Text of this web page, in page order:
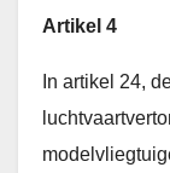
Artikel 4
In artikel 24,